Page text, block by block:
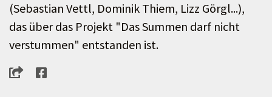
(Sebastian Vettl, Dominik Thiem, Lizz Görgl...),
das über das Projekt "Das Summen darf nicht
verstummen" entstanden ist.